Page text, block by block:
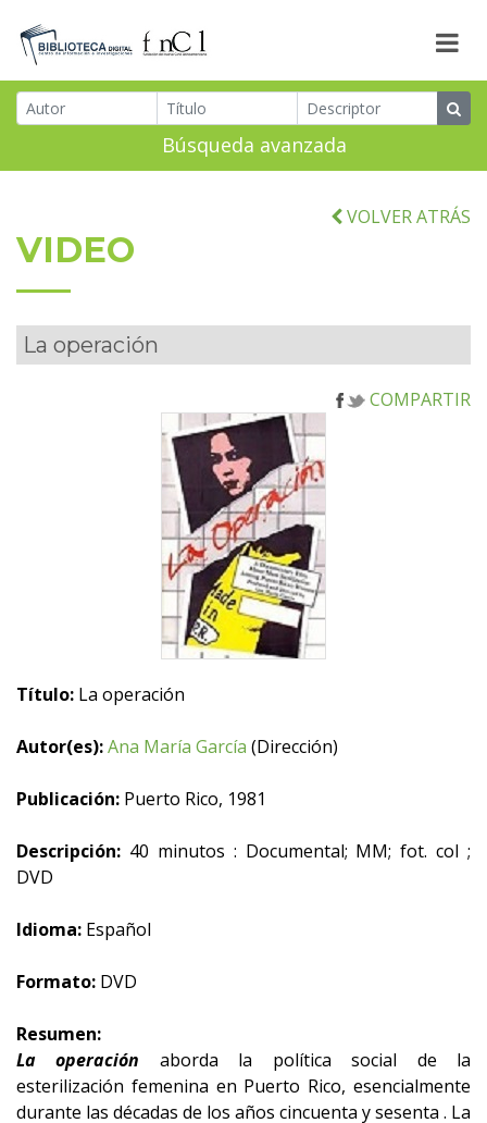
Búsqueda avanzada
VOLVER ATRÁS
VIDEO
La operación
COMPARTIR
Título: La operación
Autor(es):Ana María García (Dirección)
Publicación: Puerto Rico, 1981
Descripción: 40 minutos : Documental; MM; fot. col ;
DVD
Idioma: Español
Formato: DVD
Resumen:
La operación aborda la política social de la
esterilización femenina en Puerto Rico, esencialmente
durante las décadas de los años cincuenta y sesenta . La